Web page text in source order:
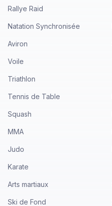
Rallye Raid
Natation Synchronisée
Aviron
Voile
Triathlon
Tennis de Table
Squash
MMA
Judo
Karate
Arts martiaux
Ski de Fond